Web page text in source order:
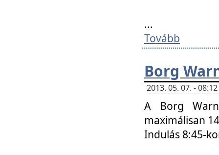
...
Tovább
Borg
2013. 05. 07. -
A Borg
maximálisan
Indulás 8:45-